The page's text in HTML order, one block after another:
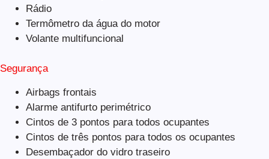
Rádio
Termômetro da água do motor
Volante multifuncional
Segurança
Airbags frontais
Alarme antifurto perimétrico
Cintos de 3 pontos para todos ocupantes
Cintos de três pontos para todos os ocupantes
Desembaçador do vidro traseiro